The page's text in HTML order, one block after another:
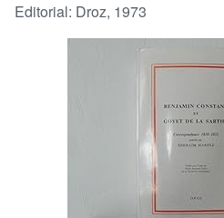
Colecciones
CERRAR
Editorial: Droz, 1973